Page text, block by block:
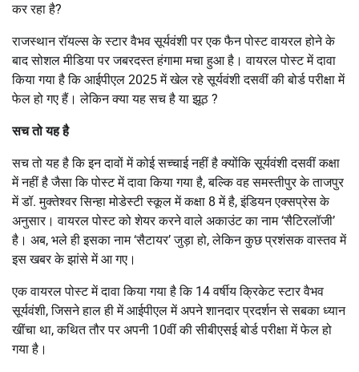
कर रहा है?
राजस्थान रॉयल्स के स्टार वैभव सूर्यवंशी पर एक फैन पोस्ट वायरल होने के
बाद सोशल मीडिया पर जबरदस्त हंगामा मचा हुआ है। वायरल पोस्ट में दावा
किया गया है कि आईपीएल 2025 में खेल रहे सूर्यवंशी दसवीं की बोर्ड परीक्षा में
फेल हो गए हैं। लेकिन क्या यह सच है या झूठ ?
सच तो यह है
सच तो यह है कि इन दावों में कोई सच्चाई नहीं है क्योंकि सूर्यवंशी दसवीं कक्षा
में नहीं है जैसा कि पोस्ट में दावा किया गया है, बल्कि वह समस्तीपुर के ताजपुर
में डॉ. मुक्तेश्वर सिन्हा मोडेस्टी स्कूल में कक्षा 8 में है, इंडियन एक्सप्रेस के
अनुसार। वायरल पोस्ट को शेयर करने वाले अकाउंट का नाम ‘सैटिरलॉजी’
है। अब, भले ही इसका नाम ‘सैटायर’ जुड़ा हो, लेकिन कुछ प्रशंसक वास्तव में
इस खबर के झांसे में आ गए।
एक वायरल पोस्ट में दावा किया गया है कि 14 वर्षीय क्रिकेट स्टार वैभव
सूर्यवंशी, जिसने हाल ही में आईपीएल में अपने शानदार प्रदर्शन से सबका ध्यान
खींचा था, कथित तौर पर अपनी 10वीं की सीबीएसई बोर्ड परीक्षा में फेल हो
गया है।